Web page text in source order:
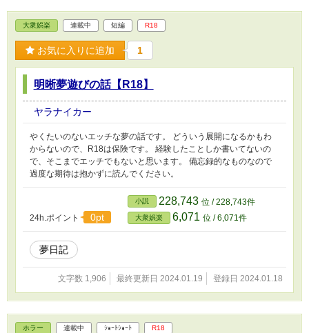
大衆娯楽 連載中 短編 R18
お気に入りに追加 1
明晰夢遊びの話【R18】
ヤラナイカー
やくたいのないエッチな夢の話です。 どういう展開になるかもわ
からないので、R18は保険です。 経験したことしか書いてないの
で、そこまでエッチでもないと思います。 備忘録的なものなので
過度な期待は抱かずに読んでください。
24h.ポイント 0pt
小説 228,743 位 / 228,743件
大衆娯楽 6,071 位 / 6,071件
夢日記
文字数 1,906 最終更新日 2024.01.19 登録日 2024.01.18
ホラー 連載中 ｼｮｰﾄｼｮｰﾄ R18